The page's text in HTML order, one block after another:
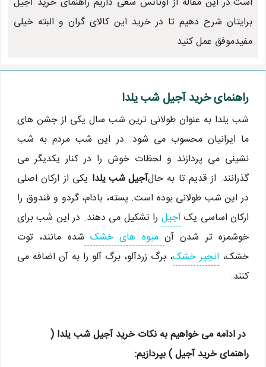
برایتان شرح دهیم تا در خرید این کالای گران و البته خیلی
مفیدموفق عمل کنید
راهنمای خرید آجیل شب یلدا
شب یلدا به عنوان طولانی ترین شب سال یکی از جشن های
ما ایرانیان محسوب می شود. در این شب مردم به شب
نشینی می پردازند و لحظات خوش را در کنار یکدیگر می
گذرانند. از قدیم تا به حالآجیل شب یلدا یکی از ارکان اصلی
در این شب طولانی بوده است. پسته، بادام، گردو و فندوق را
ارکان اساسی یکآجیل را تشکیل می دهند. در این شب برای
خوشمزه تر شدن آنمیوه های خشک شده مانند، توت
خشک، انجیر خشک، برگ زردآلو، برگ آلو را به آن اضافه می
کنند.
در ادامه می خواهیم به نکات خرید آجیل شب یلدا (
راهنمای خرید آجیل )بپردازیم: